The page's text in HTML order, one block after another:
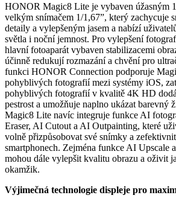
HONOR Magic8 Lite je vybaven úžasným
velkým snímačem 1/1,67”, který zachycuje
detaily a vylepšeným jasem a nabízí
světla i noční jemnost. Pro vylepšení
hlavní fotoaparát vybaven stabilizacemi
účinně redukují rozmazání a chvění pro
funkci HONOR Connection podporuje
pohyblivých fotografií mezi systémy iOS,
pohyblivých fotografií v kvalitě 4K HD
pestrost a umožňuje naplno ukázat barevný
Magic8 Lite navíc integruje funkce AI
Eraser, AI Cutout a AI Outpainting, které
volně přizpůsobovat své snímky a
smartphonech. Zejména funkce AI Upscale
mohou dále vylepšit kvalitu obrazu a oživit
okamžik.
Výjimečná technologie displeje pro